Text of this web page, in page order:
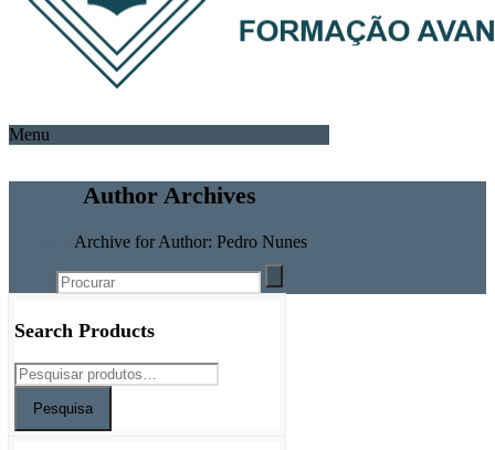
Menu
Author Archives
Archive for Author: Pedro Nunes
Search Products
Pesquisa